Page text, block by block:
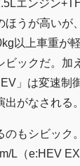
エンジン
ほうが高いが
以上車重が
ビックだ。加
」は変速制
がなされる。
のもシビック
L（e:HEV